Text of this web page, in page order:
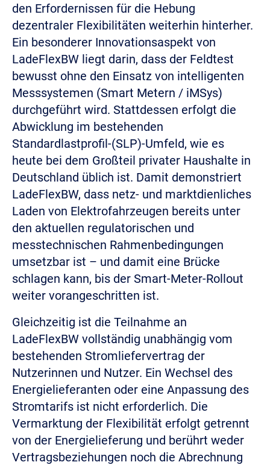
den Erfordernissen für die Hebung
dezentraler Flexibilitäten weiterhin hinterher.
Ein besonderer Innovationsaspekt von
LadeFlexBW liegt darin, dass der Feldtest
bewusst ohne den Einsatz von intelligenten
Messsystemen (Smart Metern / iMSys)
durchgeführt wird. Stattdessen erfolgt die
Abwicklung im bestehenden
Standardlastprofil-(SLP)-Umfeld, wie es
heute bei dem Großteil privater Haushalte in
Deutschland üblich ist. Damit demonstriert
LadeFlexBW, dass netz- und marktdienliches
Laden von Elektrofahrzeugen bereits unter
den aktuellen regulatorischen und
messtechnischen Rahmenbedingungen
umsetzbar ist – und damit eine Brücke
schlagen kann, bis der Smart-Meter-Rollout
weiter vorangeschritten ist.
Gleichzeitig ist die Teilnahme an
LadeFlexBW vollständig unabhängig vom
bestehenden Stromliefervertrag der
Nutzerinnen und Nutzer. Ein Wechsel des
Energielieferanten oder eine Anpassung des
Stromtarifs ist nicht erforderlich. Die
Vermarktung der Flexibilität erfolgt getrennt
von der Energielieferung und berührt weder
Vertragsbeziehungen noch die Abrechnung